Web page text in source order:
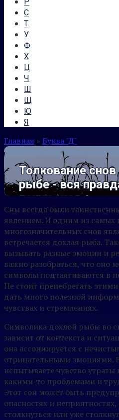
С
Т
У
Ф
Х
Ц
Ч
Ш
Щ
Ю
Я
Главная » Буква "Д"
Толкование
рыбе - вся
таких снов.
Сны всегда были
явлением. И одним из самых
многозначительных снов
встречается дохлая рыба.
вызывать разные эмоции и
важно разобраться, что оно
символы подтаягиваются в
Не стоит пренебрегать
дать много полезной
чувствах и стремлениях.
Символика дохлой рыбы во
зависит от контекста и
она ассоциируется с
отрицательными эмоциями.
испытываете чувство утраты
какими-то проблемами и
Этот сон может быть
опасностях и
столкнуться или уже